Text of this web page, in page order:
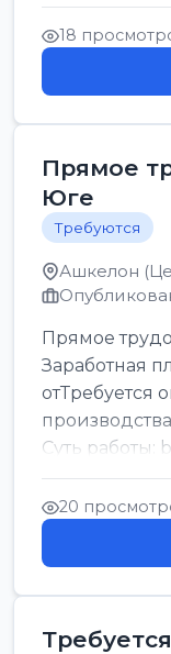
18
Прямое
Юге
Требуются
Ашкелон
Прямое
Заработная
отТребуется
Суть работы:
линии.
20